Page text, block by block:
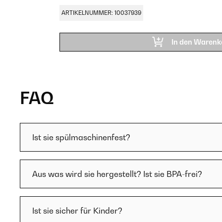
ARTIKELNUMMER: 10037939
In den
FAQ
Ist sie spülmaschinenfest?
Aus was wird sie hergestellt? Ist sie BPA-frei?
Ist sie sicher für Kinder?